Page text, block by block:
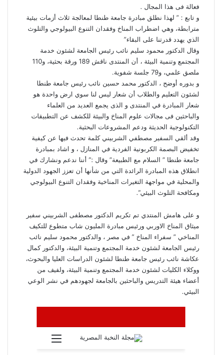
فعالة فى هذا المجال .
و تابع : ” لهذا نطلق مبادرة جامعة طنطا لمعالجة ثلاث أزمات بيئية
مترابطة، وهي اضطراب المناخ وفقدان التنوع البيولوجي والتلوث
الذي يهدد قدرتنا على البقاء”
وقال الدكتور محمود سليم نائب رئيس الجامعة لشئون خدمة
المجتمع وتنمية البيئة ، أن المنتدى ناقش 189 ورقة بحثية، و110
ملصق علمي، و79 جلسة شفوية.
و بدوره أوضح ، الدكتور محمد حسين نائب رئيس جامعة طنطا
لشئون التعليم والطلاب أن شعار ليس لنا سوي ارض واحدة هو
شعار المبادرة في المنتدى و الذى يجمع العديد من العلماء
والباحثين فى مجالات علوم المناخ والبيئة للكشف عن التطبيقات
التكنولوجية الحديثة ودعم المشروعات البحثية.
وقد ألقي السفير مصطفي الشربيني كلمة تحدث فيها عن كيفية
تخفيض البصمة الكربونية الفردية في المنازل ، و اشاد بمبادرة
جامعة طنطا ” السلام مع الطبيعة” وقال :” أننا ندعم ونشارك في
انطلاق هذه المبادرة الرائدة التي من شأنها أن تعزز الجهود الدولية
والمحلية في مواجهة التغيرات المناخية وفقدان التنوع البيولوجي
ومكافحة التلوث البيئي”.
و على هامش المنتدي تم تكريم الدكتور مصطفى الشربيني سفير
ميثاق المناخ الاوربي ورئيس مبادرة المليون شاب متطوع للتكيف
المناخي ” سفراء المناخ ” في مصر ، والدكتور محمود سليم نائب
رئيس الجامعة لشئون خدمة المجتمع وتنمية البيئة، والدكتور كمال
عكاشة نائب رئيس جامعة طنطا لشئون الدراسات العليا والبحوث،
ووكلاء الكليات لشئون خدمة المجتمع وتنمية البيئة، ولفيف من
أعضاء هيئة التدريس والباحثين بالجامعة لجهودهم في نشر الوعي
البيئي.